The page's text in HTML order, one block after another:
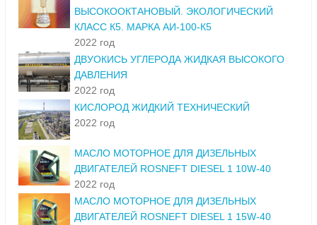
ВЫСОКООКТАНОВЫЙ. ЭКОЛОГИЧЕСКИЙ
КЛАСС К5. МАРКА АИ-100-К5
2022 год
ДВУОКИСЬ УГЛЕРОДА ЖИДКАЯ ВЫСОКОГО
ДАВЛЕНИЯ
2022 год
КИСЛОРОД ЖИДКИЙ ТЕХНИЧЕСКИЙ
2022 год
МАСЛО МОТОРНОЕ ДЛЯ ДИЗЕЛЬНЫХ
ДВИГАТЕЛЕЙ ROSNEFT DIESEL 1 10W-40
2022 год
МАСЛО МОТОРНОЕ ДЛЯ ДИЗЕЛЬНЫХ
ДВИГАТЕЛЕЙ ROSNEFT DIESEL 1 15W-40